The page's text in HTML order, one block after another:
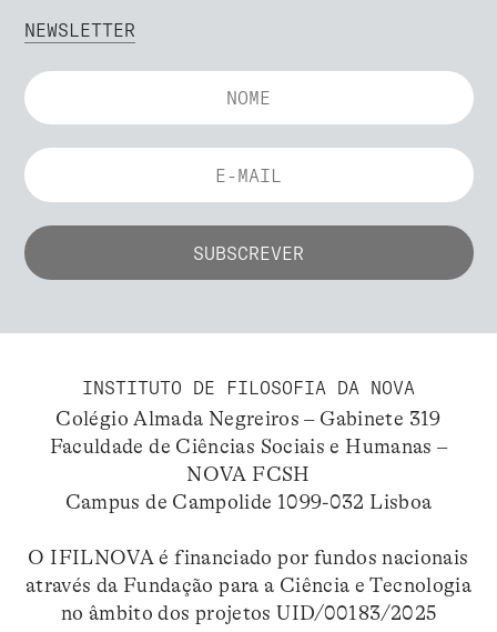
NEWSLETTER
INSTITUTO DE FILOSOFIA DA NOVA
Colégio Almada Negreiros – Gabinete 319
Faculdade de Ciências Sociais e Humanas –
NOVA FCSH
Campus de Campolide 1099-032 Lisboa
O IFILNOVA é financiado por fundos nacionais
através da Fundação para a Ciência e Tecnologia
no âmbito dos projetos UID/00183/2025